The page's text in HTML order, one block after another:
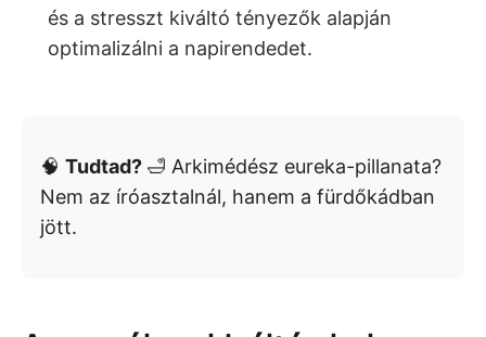
és a stresszt kiváltó tényezők alapján
optimalizálni a napirendedet.
🧠 Tudtad? 🛁 Arkimédész eureka-pillanata?
Nem az íróasztalnál, hanem a fürdőkádban
jött.